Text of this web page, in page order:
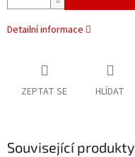
Detailní informace
ZEPTAT SE HLÍDAT
Související produkty